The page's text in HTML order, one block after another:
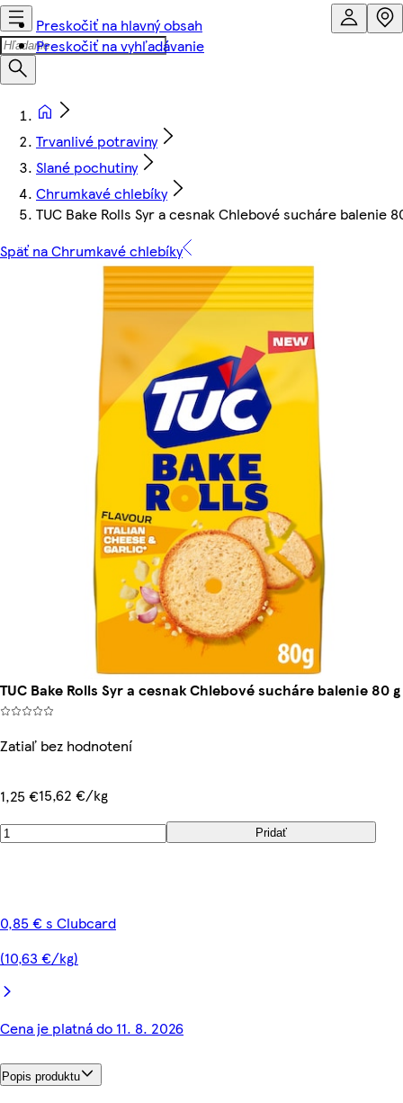
Preskočiť na hlavný obsah
Preskočiť na vyhľadávanie
Trvanlivé potraviny
Slané pochutiny
Chrumkavé chlebíky
TUC Bake Rolls Syr a cesnak Chlebové sucháre balenie
Späť na Chrumkavé chlebíky
TUC Bake Rolls Syr a cesnak Chlebové sucháre balenie 80 g
Zatiaľ bez hodnotení
1,25 €15,62 €/kg
Pridať
0,85 € s Clubcard
(10,63 €/kg)
Cena je platná do 11. 8. 2026
Popis produktu